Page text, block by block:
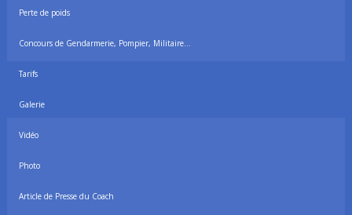
Perte de poids
Concours de Gendarmerie, Pompier, Militaire…
Tarifs
Galerie
Vidéo
Photo
Article de Presse du Coach